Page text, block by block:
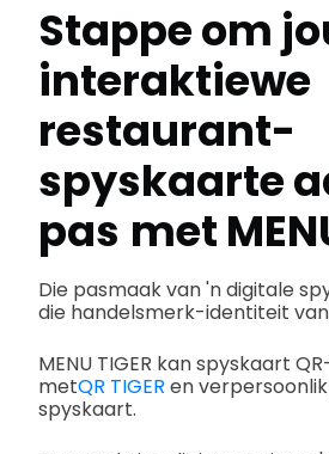
Stappe om
interaktiewe
restaurant-
spyskaarte
pas met
Die pasmaak van 'n digitale
die handelsmerk-identiteit
MENU TIGER kan spyskaart
metQR TIGER en
spyskaart.